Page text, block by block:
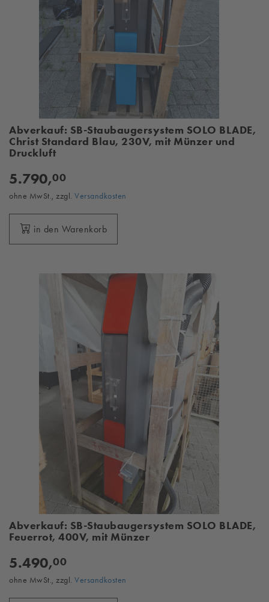
Abverkauf: SB-Staubaugersystem SOLO BLADE,
Christ Standard Blau, 230V, mit Münzer und
Druckluft
5.790,00
ohne MwSt., zzgl. Versandkosten
in den Warenkorb
Abverkauf: SB-Staubaugersystem SOLO BLADE,
Feuerrot, 400V, mit Münzer
5.490,00
ohne MwSt., zzgl. Versandkosten